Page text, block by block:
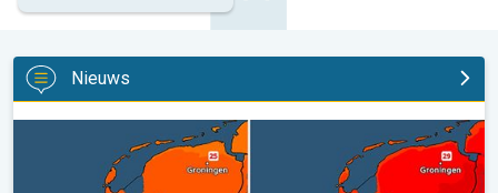
Nieuws
Volop zon en zomerse warmte. Weekendweer. . .